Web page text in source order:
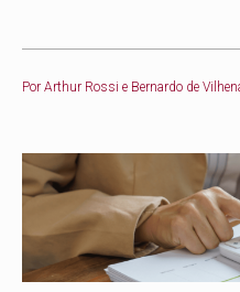
Por Arthur Rossi e Bernardo de